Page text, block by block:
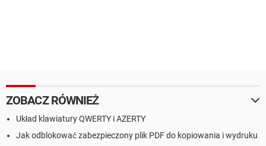
ZOBACZ RÓWNIEŻ
Układ klawiatury QWERTY i AZERTY
Jak odblokować zabezpieczony plik PDF do kopiowania i wydruku